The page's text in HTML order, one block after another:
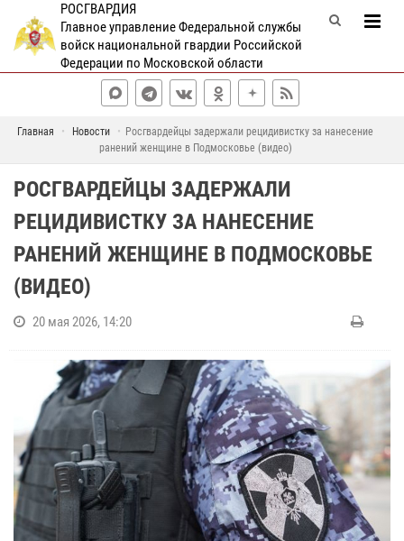
РОСГВАРДИЯ
Главное управление Федеральной службы
войск национальной гвардии Российской
Федерации по Московской области
Главная Новости
Росгвардейцы задержали рецидивистку за нанесение
ранений женщине в Подмосковье (видео)
РОСГВАРДЕЙЦЫ ЗАДЕРЖАЛИ
РЕЦИДИВИСТКУ ЗА НАНЕСЕНИЕ
РАНЕНИЙ ЖЕНЩИНЕ В ПОДМОСКОВЬЕ
(ВИДЕО)
20 мая 2026, 14:20